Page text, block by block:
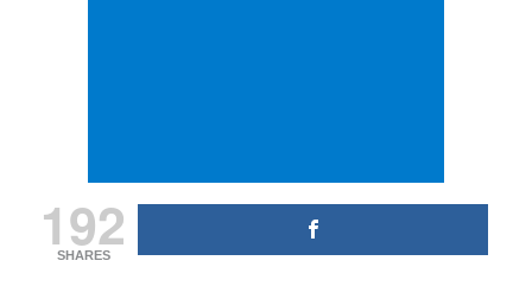
192
SHARES